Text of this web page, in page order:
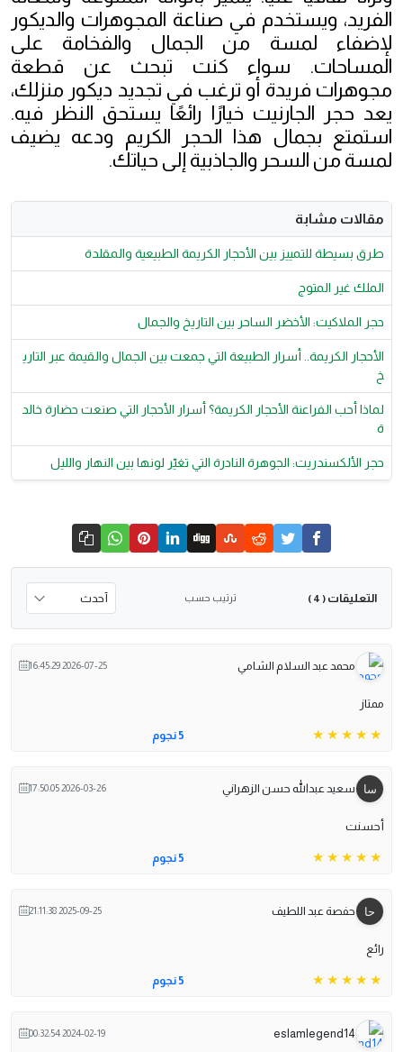
الفريد، ويستخدم في صناعة المجوهرات والديكور
لإضفاء لمسة من الجمال والفخامة على
المساحات. سواء كنت تبحث عن قطعة
مجوهرات فريدة أو ترغب في تجديد ديكور منزلك،
يعد حجر الجارنيت خيارًا رائعًا يستحق النظر فيه.
استمتع بجمال هذا الحجر الكريم ودعه يضيف
لمسة من السحر والجاذبية إلى حياتك.
مقالات مشابة
طرق بسيطة للتمييز بين الأحجار الكريمة الطبيعية والمقلدة
الملك غير المتوج
حجر الملاكيت: الأخضر الساحر بين التاريخ والجمال
الأحجار الكريمة.. أسرار الطبيعة التي جمعت بين الجمال والقيمة عبر التاري
خ
لماذا أحب الفراعنة الأحجار الكريمة؟ أسرار الأحجار التي صنعت حضارة خالد
ة
حجر الألكسندريت: الجوهرة النادرة التي تغيّر لونها بين النهار والليل
التعليقات ( 4 ) ترتيب حسب
محمد عبد السلام الشامي 2026-07-25 16:45:29
ممتاز
5 نجوم
سعيد عبدالله حسن الزهراني 2026-03-26 17:50:05
أحسنت
5 نجوم
حفصة عبد اللطيف 2025-09-25 21:11:38
رائع
5 نجوم
eslamlegend14
2024-02-19 00:32:54